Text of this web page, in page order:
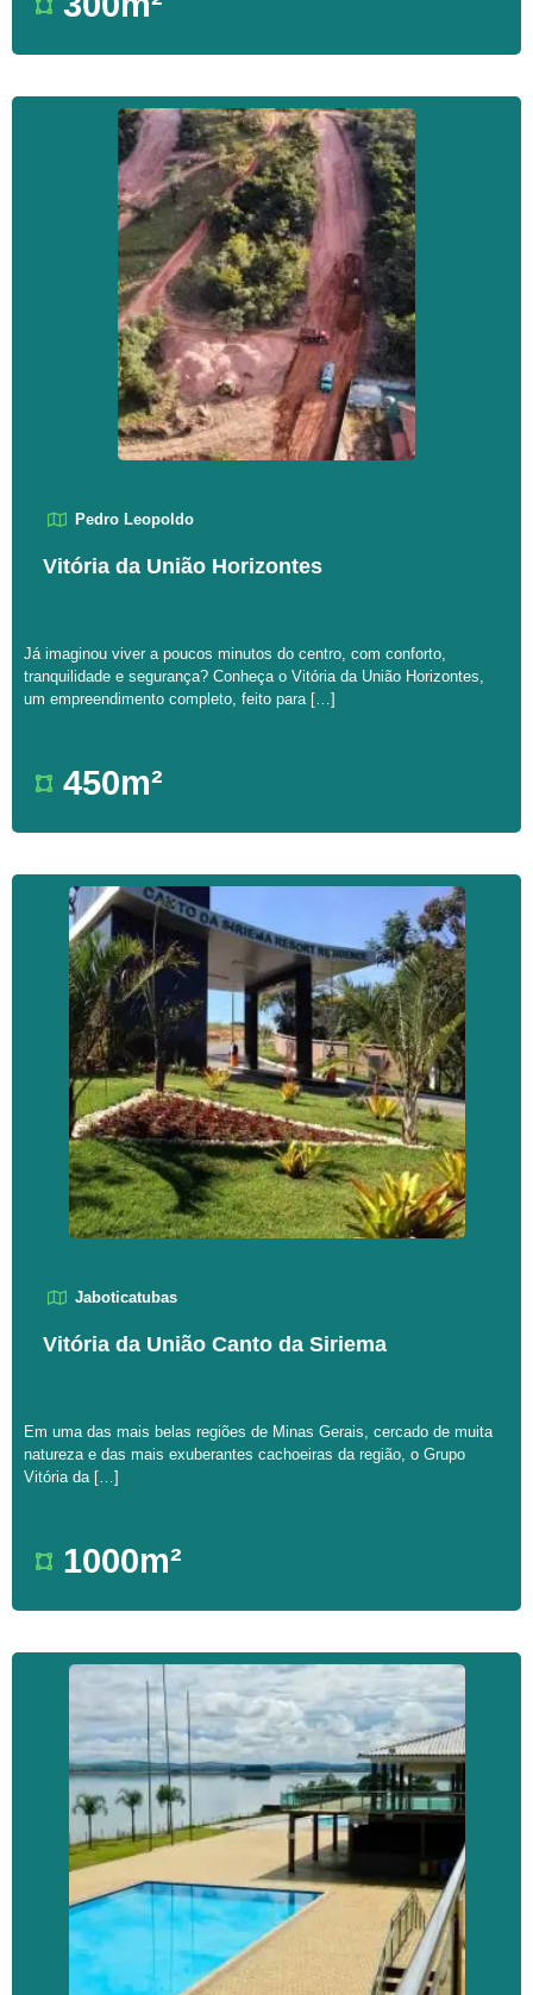
Pedro Leopoldo
Vitória da União Horizontes
Já imaginou viver a poucos minutos do centro, com conforto,
tranquilidade e segurança? Conheça o Vitória da União Horizontes,
um empreendimento completo, feito para […]
450m²
Jaboticatubas
Vitória da União Canto da Siriema
Em uma das mais belas regiões de Minas Gerais, cercado de muita
natureza e das mais exuberantes cachoeiras da região, o Grupo
Vitória da […]
1000m²